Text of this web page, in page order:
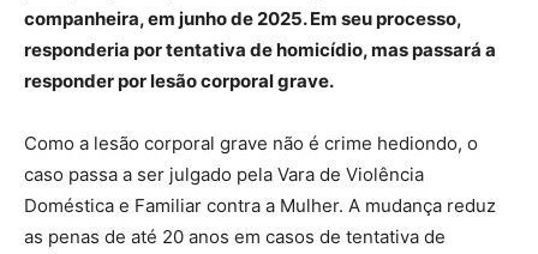
companheira, em junho de 2025. Em seu processo,
responderia por tentativa de homicídio, mas passará a
responder por lesão corporal grave.
Como a lesão corporal grave não é crime hediondo, o
caso passa a ser julgado pela Vara de Violência
Doméstica e Familiar contra a Mulher. A mudança reduz
as penas de até 20 anos em casos de tentativa de